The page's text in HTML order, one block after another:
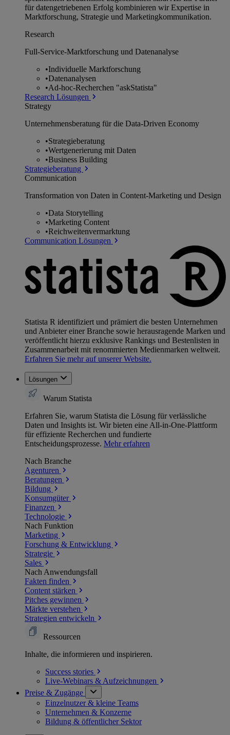
für datengetriebenen Erfolg kombinieren wir Expertise in
Marktforschung, Strategie und Marketingkommunikation.
Research
Full-Service-Marktforschung und Datenanalyse
•Individuelle Marktforschung
•Datenanalysen
•Ad-hoc-Recherchen "askStatista"
Research Lösungen
Strategy
Unternehmens­beratung für die Data-Driven Economy
•Strategieberatung
•Wertgenerierung mit Daten
•Business Building
Strategieberatung
Communication
Transformation von Daten in Content-Marketing und Design
•Data Storytelling
•Marketing Content
•Reichweitenvermarktung
Communication Lösungen
Statista R identifiziert und prämiert die besten Unternehmen
und Anbieter einer Branche sowie herausragende Marken und
veröffentlicht hierzu exklusive Rankings und Bestenlisten in
Zusammenarbeit mit renommierten Medienmarken weltweit.
Erfahren Sie mehr auf unserer Website.
Lösungen
Warum Statista
Erfahren Sie, warum Statista die Lösung für verlässliche
Daten und Insights ist. Wir bieten eine All-in-One-Plattform
für effiziente Recherchen und fundierte
Entscheidungsprozesse. Mehr erfahren
Nach Branche
Agenturen
Beratungen
Bildung
Konsumgüter
Finanzen
Technologie
Nach Funktion
Marketing
Forschung & Entwicklung
Strategie
Sales
Nach Anwendungsfall
Fakten finden
Content stärken
Pitches gewinnen
Märkte verstehen
Strategien entwickeln
Ressourcen
Inhalte, die informieren und inspirieren.
Success stories
Live-Webinars & Aufzeichnungen
Preise & Zugänge
Einzelnutzer & kleine Teams
Unternehmen & Konzerne
Bildung & öffentlicher Sektor